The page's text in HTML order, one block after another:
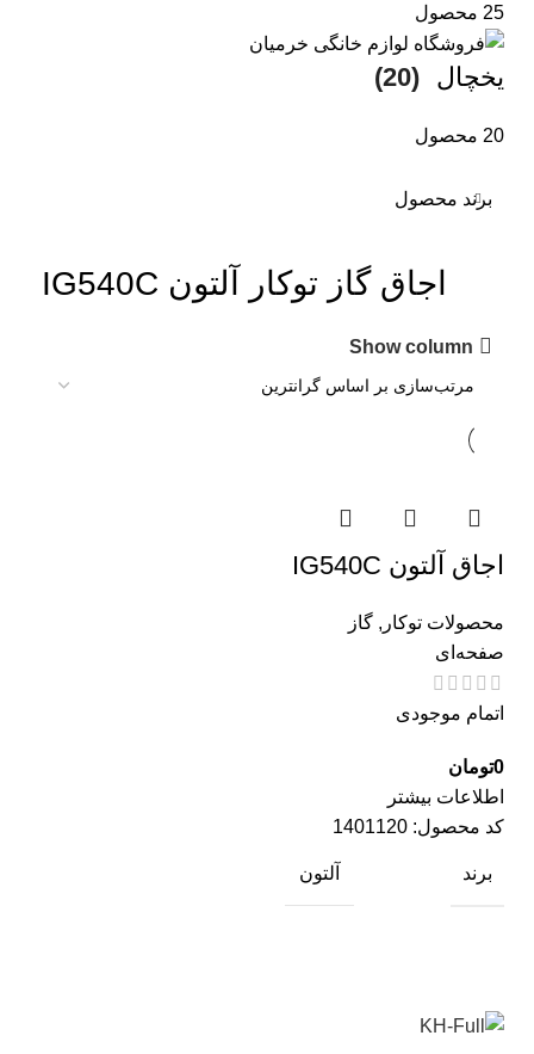
25 محصول
یخچال (20)
20 محصول
برند محصول
اجاق گاز توکار آلتون IG540C
Show column
اجاق آلتون IG540C
محصولات توکار , گاز
صفحه‌ای
اتمام موجودی
0تومان
اطلاعات بیشتر
کد محصول: 1401120
برند آلتون